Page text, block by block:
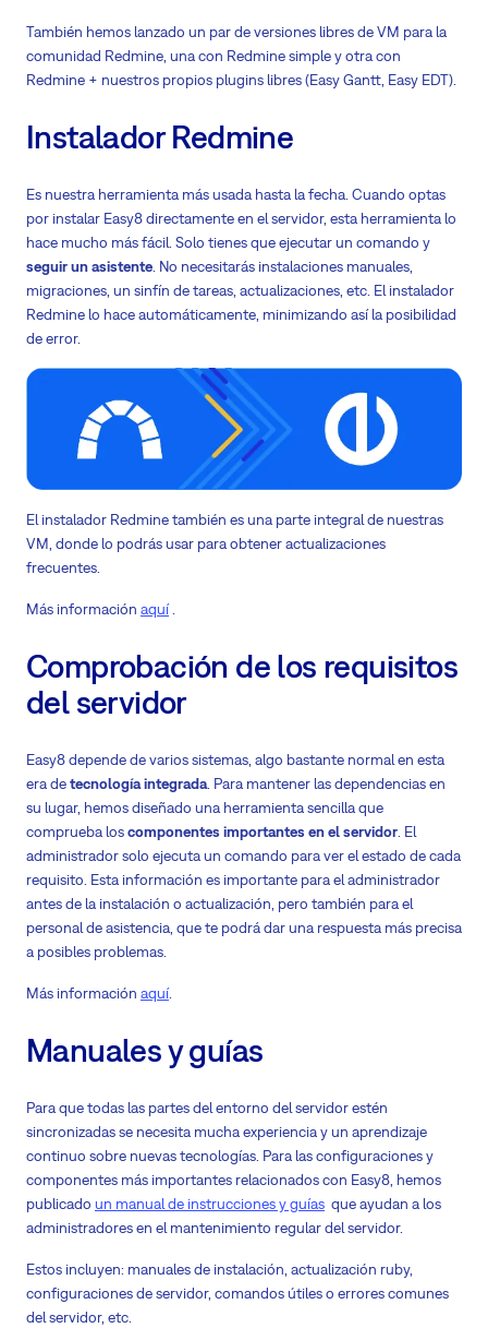
También hemos lanzado un par de versiones libres de VM para la
comunidad Redmine, una con Redmine simple y otra con
Redmine + nuestros propios plugins libres (Easy Gantt, Easy EDT).
Instalador Redmine
Es nuestra herramienta más usada hasta la fecha. Cuando optas
por instalar Easy8 directamente en el servidor, esta herramienta lo
hace mucho más fácil. Solo tienes que ejecutar un comando y
seguir un asistente . No necesitarás instalaciones manuales,
migraciones, un sinfín de tareas, actualizaciones, etc. El instalador
Redmine lo hace automáticamente, minimizando así la posibilidad
de error.
El instalador Redmine también es una parte integral de nuestras
VM, donde lo podrás usar para obtener actualizaciones
frecuentes.
Más información aquí.
Comprobación de los requisitos
del servidor
Easy8 depende de varios sistemas, algo bastante normal en esta
era detecnología integrada. Para mantener las dependencias en
su lugar, hemos diseñado una herramienta sencilla que
comprueba loscomponentes importantes en el servidor . El
administrador solo ejecuta un comando para ver el estado de cada
requisito. Esta información es importante para el administrador
antes de la instalación o actualización, pero también para el
personal de asistencia, que te podrá dar una respuesta más precisa
a posibles problemas.
Más información aquí.
Manuales y guías
Para que todas las partes del entorno del servidor estén
sincronizadas se necesita mucha experiencia y un aprendizaje
continuo sobre nuevas tecnologías. Para las configuraciones y
componentes más importantes relacionados con Easy8, hemos
publicado un manual de instrucciones y guías que ayudan a los
administradores en el mantenimiento regular del servidor.
Estos incluyen: manuales de instalación, actualización ruby,
configuraciones de servidor, comandos útiles o errores comunes
del servidor, etc.